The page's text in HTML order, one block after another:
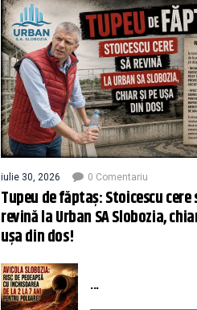
iulie 30, 2026 0 Comentariu
Tupeu de făptaș: Stoicescu cere
revină la Urban SA Slobozia,
ușa din dos!
...